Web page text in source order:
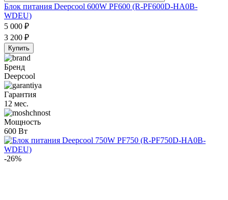
Блок питания Deepcool 600W PF600 (R-PF600D-HA0B-
WDEU)
5 000 ₽
3 200 ₽
Купить
Бренд
Deepcool
Гарантия
12 мес.
Мощность
600 Вт
-26%